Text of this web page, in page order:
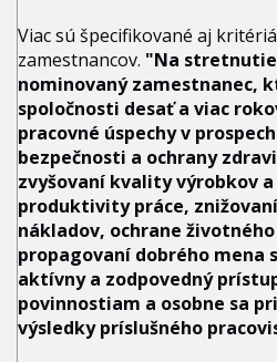
Viac sú špecifikované aj
zamestnancov. "Na
nominovaný zamestnanec,
spoločnosti desať a viac
pracovné úspechy v
bezpečnosti a ochrany
zvyšovaní kvality výrobkov
produktivity práce,
nákladov, ochrane
propagovaní dobrého mena
aktívny a zodpovedný
povinnostiam a osobne sa
výsledky príslušného